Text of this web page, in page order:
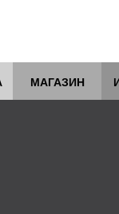
МАГАЗИН